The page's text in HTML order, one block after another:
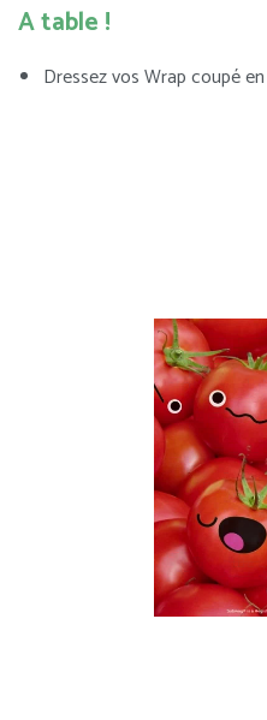
A table !
Dressez vos Wrap coupé